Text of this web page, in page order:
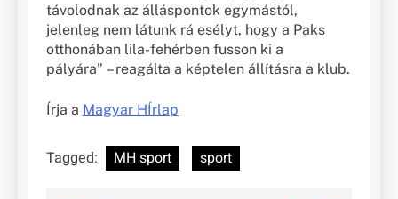
távolodnak az álláspontok egymástól,
jelenleg nem látunk rá esélyt, hogy a Paks
otthonában lila-fehérben fusson ki a
pályára” – reagálta a képtelen állításra a klub.
Írja a Magyar HÍrlap
Tagged: MH sport sport